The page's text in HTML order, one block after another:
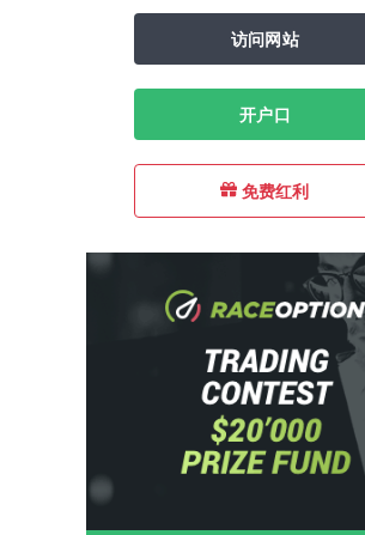
访问网站
开户口
免费红利